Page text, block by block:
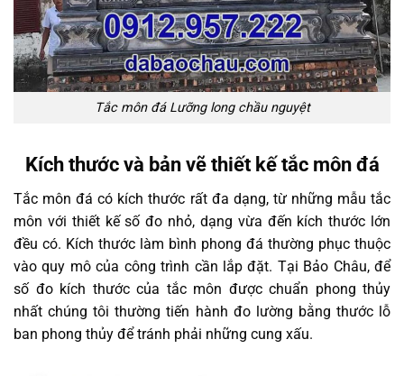
Tắc môn đá Lưỡng long chầu nguyệt
Kích thước và bản vẽ thiết kế tắc môn đá
Tắc môn đá có kích thước rất đa dạng, từ những mẫu tắc
môn với thiết kế số đo nhỏ, dạng vừa đến kích thước lớn
đều có. Kích thước làm bình phong đá thường phục thuộc
vào quy mô của công trình cần lắp đặt. Tại Bảo Châu, để
số đo kích thước của tắc môn được chuẩn phong thủy
nhất chúng tôi thường tiến hành đo lường bằng thước lỗ
ban phong thủy để tránh phải những cung xấu.